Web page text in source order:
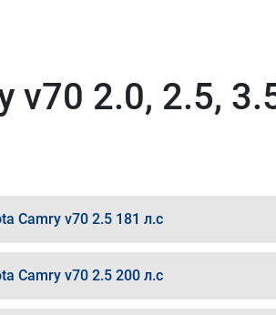
v70 2.0, 2.5,
Camry v70 2.5 181 л.с
Camry v70 2.5 200 л.с